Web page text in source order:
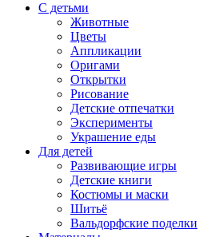
С детьми
Животные
Цветы
Аппликации
Оригами
Открытки
Рисование
Детские отпечатки
Эксперименты
Украшение еды
Для детей
Развивающие игры
Детские книги
Костюмы и маски
Шитьё
Вальдорфские поделки